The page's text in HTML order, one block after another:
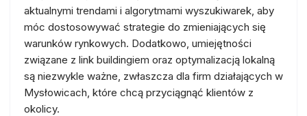
aktualnymi trendami i algorytmami wyszukiwarek, aby
móc dostosowywać strategie do zmieniających się
warunków rynkowych. Dodatkowo, umiejętności
związane z link buildingiem oraz optymalizacją lokalną
są niezwykle ważne, zwłaszcza dla firm działających w
Mysłowicach, które chcą przyciągnąć klientów z
okolicy.